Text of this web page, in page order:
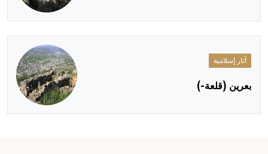
آثار إسلامية
بعرين (قلعة-)